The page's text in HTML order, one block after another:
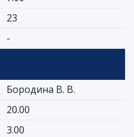
23
-
Бородина В. В.
20.00
3.00